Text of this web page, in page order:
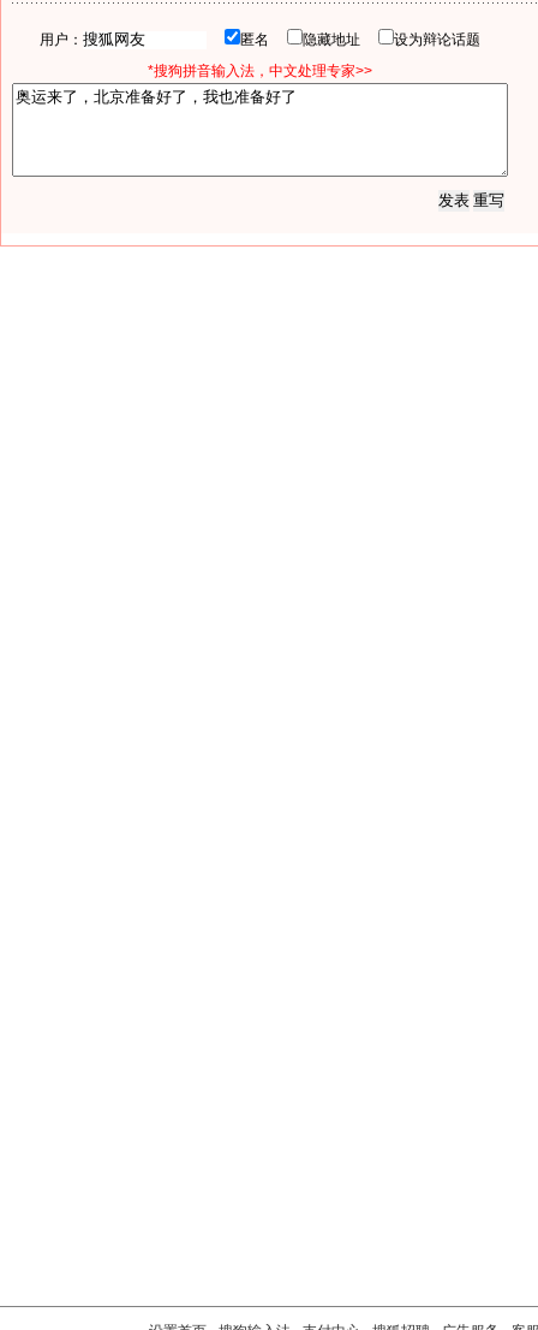
用户： 匿名 隐藏地址
设为辩论话题
*搜狗拼音输入法，中文处理专家>>